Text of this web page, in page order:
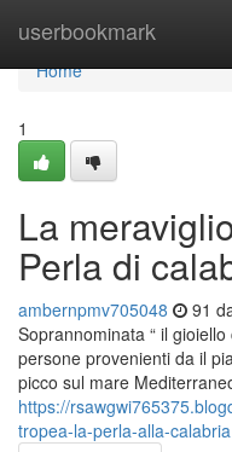
userbookmark
Home
Home
1
La
Perla di
ambernpmv705048 91
Soprannominata “ il
persone provenienti da il
picco sul mare
https://
tropea-la-perla-alla-calabria